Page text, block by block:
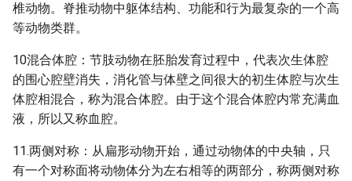
椎动物。脊推动物中躯体结构、功能和行为最复杂的一个高
等动物类群。
10混合体腔：节肢动物在胚胎发育过程中，代表次生体腔
的围心腔壁消失，消化管与体壁之间很大的初生体腔与次生
体腔相混合，称为混合体腔。由于这个混合体腔内常充满血
液，所以又称血腔。
11.两侧对称：从扁形动物开始，通过动物体的中央轴，只
有一个对称面将动物体分为左右相等的两部分，称两侧对称